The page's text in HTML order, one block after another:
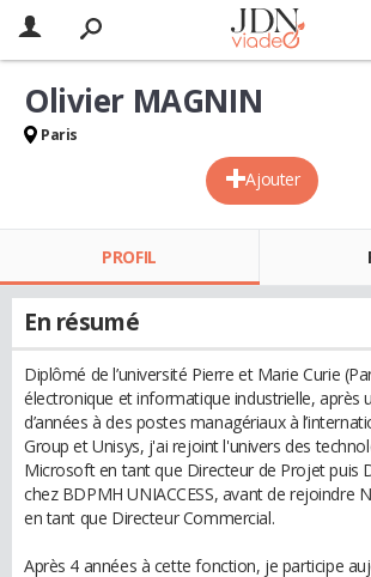
Ajouter
Olivier MAGNIN
Paris
PROFIL
En résumé
Diplômé de l’université Pierre et Marie Curie
électronique et informatique industrielle, après
d’années à des postes managériaux à
Group et Unisys, j'ai rejoint l'univers des
Microsoft en tant que Directeur de Projet puis
chez BDPMH UNIACCESS, avant de rejoindre
en tant que Directeur Commercial.
Après 4 années à cette fonction, je participe